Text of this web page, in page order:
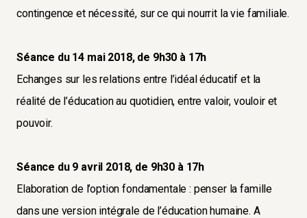
contingence et nécessité, sur ce qui nourrit la vie familiale.
Séance du 14 mai 2018, de 9h30 à 17h
Echanges sur les relations entre l’idéal éducatif et la
réalité de l’éducation au quotidien, entre valoir, vouloir et
pouvoir.
Séance du 9 avril 2018, de 9h30 à 17h
Elaboration de l’option fondamentale : penser la famille
dans une version intégrale de l’éducation humaine. A